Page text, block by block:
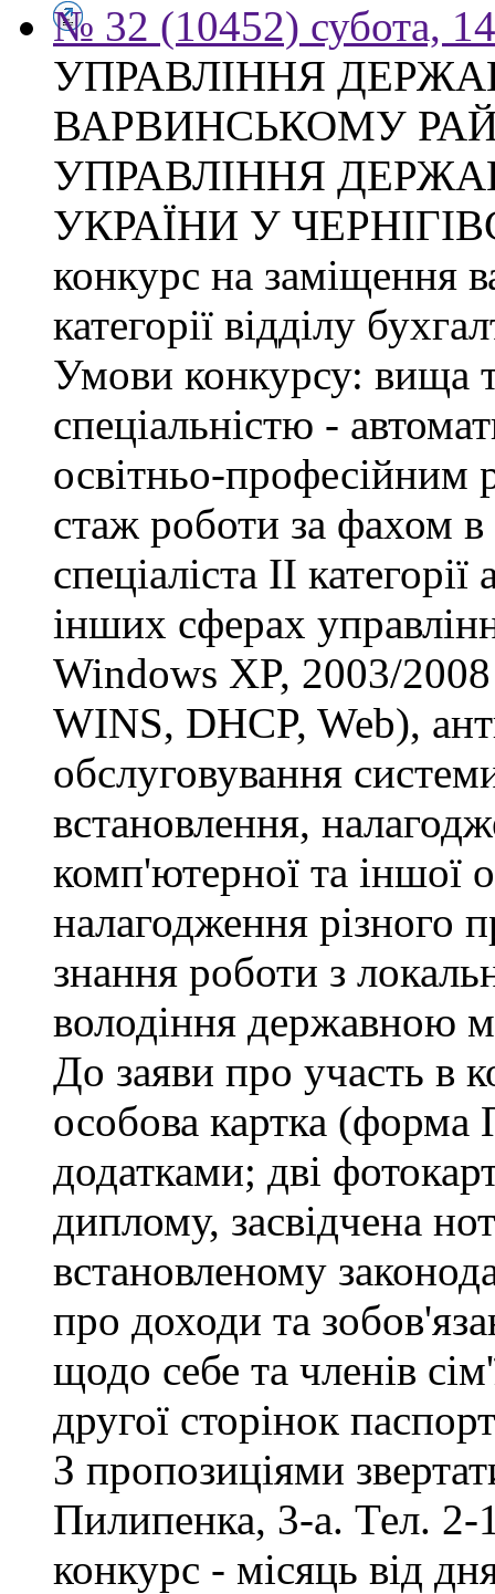
№ 32 (10452) субота,
УПРАВЛІННЯ
ВАРВИНСЬКОМУ
УПРАВЛІННЯ
УКРАЇНИ У
конкурс на заміщення
категорії відділу
Умови конкурсу: вища
спеціальністю -
освітньо-професійним
стаж роботи за фахом в
спеціаліста ІІ
інших сферах
Windows XP, 2003/
WINS, DHCP, Web),
обслуговування
встановлення,
комп'ютерної та іншої
налагодження різного
знання роботи з
володіння державною
До заяви про участь в
особова картка
додатками; дві
диплому, засвідчена
встановленому
про доходи та
щодо себе та членів
другої сторінок
З пропозиціями
Пилипенка, 3-а. Тел. 2-
конкурс - місяць від